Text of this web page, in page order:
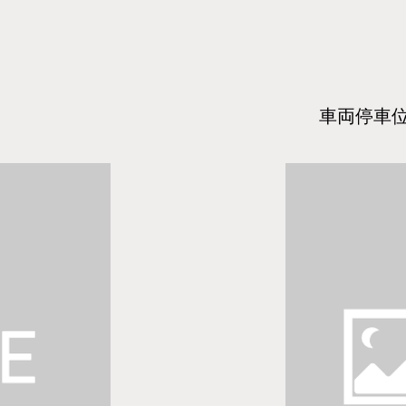
車両停車